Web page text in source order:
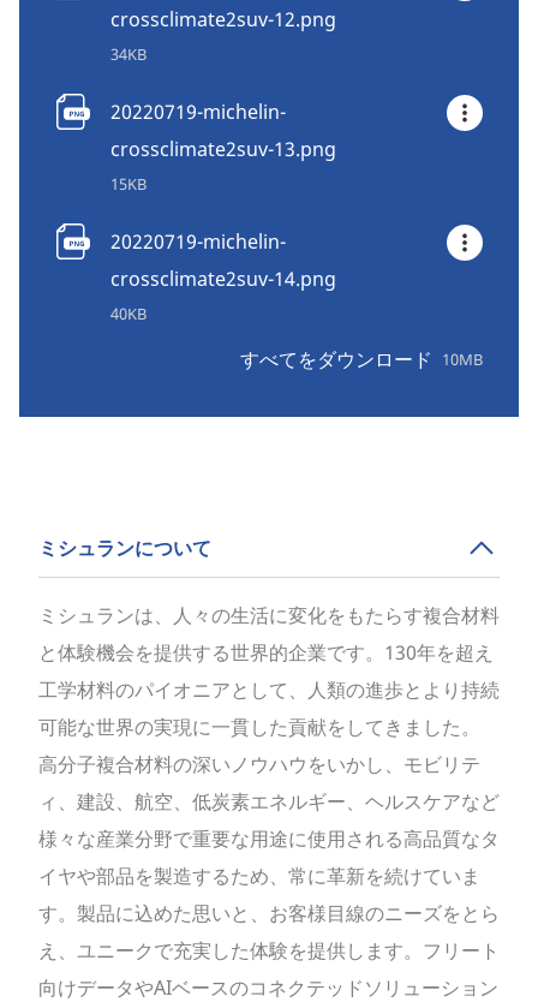
crossclimate2suv-12.png
34KB
20220719-michelin-
crossclimate2suv-13.png
15KB
20220719-michelin-
crossclimate2suv-14.png
40KB
すべてをダウンロード 10MB
ミシュランについて
ミシュランは、人々の生活に変化をもたらす複合材料
と体験機会を提供する世界的企業です。130年を超え
工学材料のパイオニアとして、人類の進歩とより持続
可能な世界の実現に一貫した貢献をしてきました。
高分子複合材料の深いノウハウをいかし、モビリテ
ィ、建設、航空、低炭素エネルギー、ヘルスケアなど
様々な産業分野で重要な用途に使用される高品質なタ
イヤや部品を製造するため、常に革新を続けていま
す。製品に込めた思いと、お客様目線のニーズをとら
え、ユニークで充実した体験を提供します。フリート
向けデータやAIベースのコネクテッドソリューション